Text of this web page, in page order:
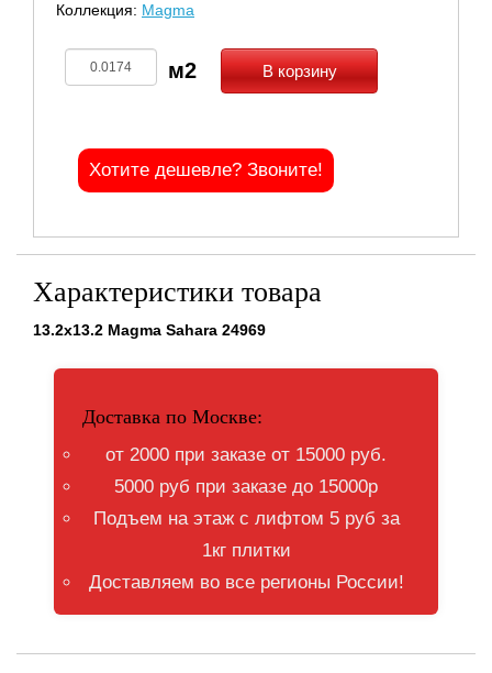
Коллекция: Magma
В корзину
Хотите дешевле? Звоните!
Характеристики товара
13.2x13.2 Magma Sahara 24969
Доставка по Москве:
от 2000 при заказе от 15000 руб.
5000 руб при заказе до 15000р
Подъем на этаж с лифтом 5 руб за
1кг плитки
Доставляем во все регионы России!